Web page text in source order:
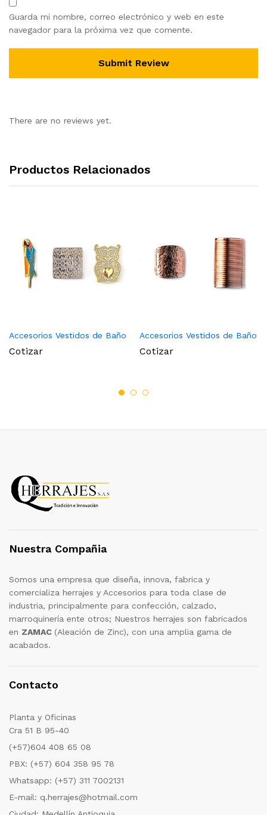
Guarda mi nombre, correo electrónico y web en este
navegador para la próxima vez que comente.
There are no reviews yet.
Productos Relacionados
Accesorios Vestidos de Baño
Cotizar
Accesorios Vestidos de Baño
Cotizar
Nuestra Compañia
Somos una empresa que diseña, innova, fabrica y
comercializa herrajes y Accesorios para toda clase de
industria, principalmente para confección, calzado,
marroquinería ente otros; Nuestros herrajes son fabricados
en ZAMAC (Aleación de Zinc), con una amplia gama de
acabados.
Contacto
Planta y Oficinas
Cra 51 B 95-40
(+57)604 408 65 08
PBX: (+57) 604 358 95 78
Whatsapp: (+57) 311 7002131
E-mail: q.herrajes@hotmail.com